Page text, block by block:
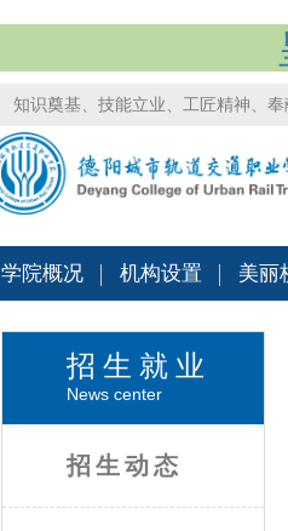
知识奠基、技能立业、工匠精神、奉
学院概况 机构设置 美丽
招生就业
News center
招生动态